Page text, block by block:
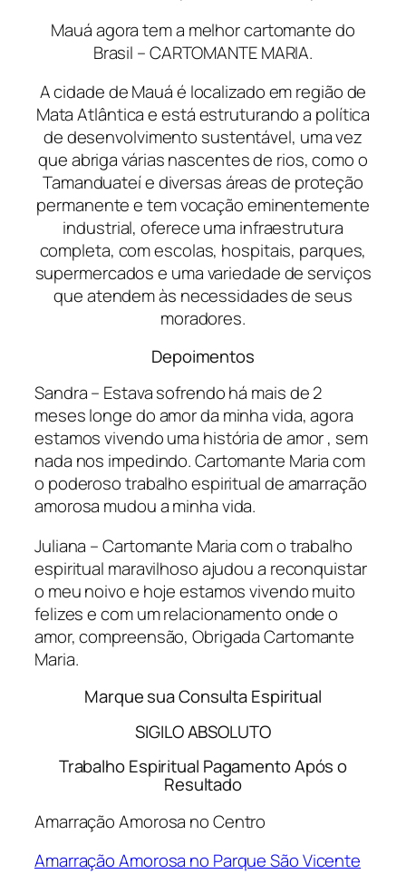
Mauá agora tem a melhor cartomante do
Brasil – CARTOMANTE MARIA.
A cidade de Mauá é localizado em região de
Mata Atlântica e está estruturando a política
de desenvolvimento sustentável, uma vez
que abriga várias nascentes de rios, como o
Tamanduateí e diversas áreas de proteção
permanente e tem vocação eminentemente
industrial, oferece uma infraestrutura
completa, com escolas, hospitais, parques,
supermercados e uma variedade de serviços
que atendem às necessidades de seus
moradores.
Depoimentos
Sandra – Estava sofrendo há mais de 2
meses longe do amor da minha vida, agora
estamos vivendo uma história de amor , sem
nada nos impedindo. Cartomante Maria com
o poderoso trabalho espiritual de amarração
amorosa mudou a minha vida.
Juliana – Cartomante Maria com o trabalho
espiritual maravilhoso ajudou a reconquistar
o meu noivo e hoje estamos vivendo muito
felizes e com um relacionamento onde o
amor, compreensão, Obrigada Cartomante
Maria.
Marque sua Consulta Espiritual
SIGILO ABSOLUTO
Trabalho Espiritual Pagamento Após o
Resultado
Amarração Amorosa no Centro
Amarração Amorosa no Parque São Vicente